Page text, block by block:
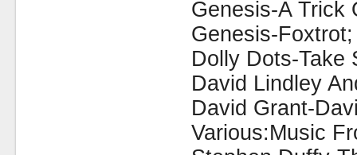
Genesis-A Trick
Genesis-Foxtrot;
Dolly Dots-Take
David Lindley
David Grant-
Various:Music